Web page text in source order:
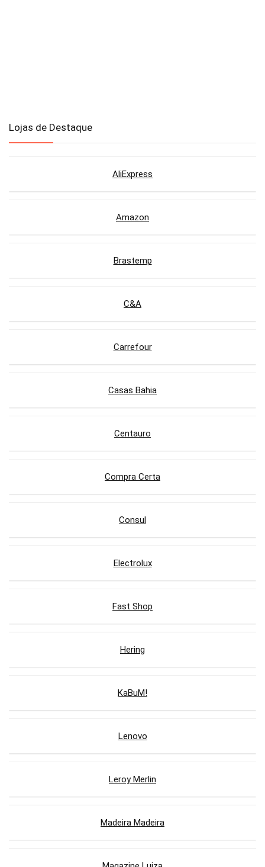
Lojas de Destaque
AliExpress
Amazon
Brastemp
C&A
Carrefour
Casas Bahia
Centauro
Compra Certa
Consul
Electrolux
Fast Shop
Hering
KaBuM!
Lenovo
Leroy Merlin
Madeira Madeira